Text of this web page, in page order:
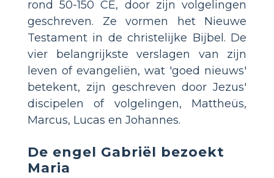
rond 50-150 CE, door zijn volgelingen
geschreven. Ze vormen het Nieuwe
Testament in de christelijke Bijbel. De
vier belangrijkste verslagen van zijn
leven of evangeliën, wat 'goed nieuws'
betekent, zijn geschreven door Jezus'
discipelen of volgelingen, Mattheüs,
Marcus, Lucas en Johannes.
De engel Gabriël bezoekt
Maria